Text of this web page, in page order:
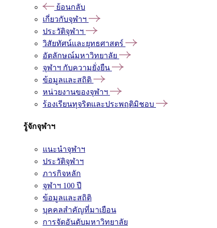
ย้อนกลับ
เกี่ยวกับจุฬาฯ
ประวัติจุฬาฯ
วิสัยทัศน์และยุทธศาสตร์
อัตลักษณ์มหาวิทยาลัย
จุฬาฯ กับความยั่งยืน
ข้อมูลและสถิติ
หน่วยงานของจุฬาฯ
ร้องเรียนทุจริตและประพฤติมิชอบ
รู้จักจุฬาฯ
แนะนำจุฬาฯ
ประวัติจุฬาฯ
ภารกิจหลัก
จุฬาฯ 100 ปี
ข้อมูลและสถิติ
บุคคลสำคัญที่มาเยือน
การจัดอันดับมหาวิทยาลัย